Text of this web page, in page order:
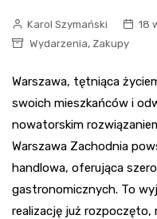
Karol Szymański
18
Wydarzenia, Zakupy
Warszawa, tętniąca
swoich mieszkańców i
nowatorskim
Warszawa Zachodnia
handlowa, oferująca
gastronomicznych. To
realizację już rozpoczęto,